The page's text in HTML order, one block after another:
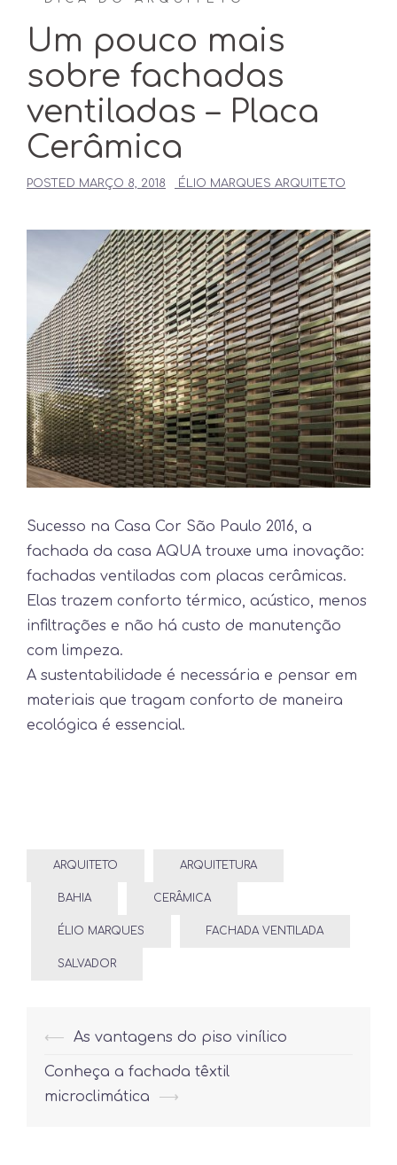
Um pouco mais
sobre fachadas
ventiladas – Placa
Cerâmica
POSTED MARÇO 8, 2018 ÉLIO MARQUES ARQUITETO
Sucesso na Casa Cor São Paulo 2016, a
fachada da casa AQUA trouxe uma inovação:
fachadas ventiladas com placas cerâmicas.
Elas trazem conforto térmico, acústico, menos
infiltrações e não há custo de manutenção
com limpeza.
A sustentabilidade é necessária e pensar em
materiais que tragam conforto de maneira
ecológica é essencial.
ARQUITETO ARQUITETURA
BAHIA CERÂMICA
ÉLIO MARQUES FACHADA VENTILADA
SALVADOR
Post
navigation
⟵ As vantagens do piso vinílico
Conheça a fachada têxtil
microclimática
⟶